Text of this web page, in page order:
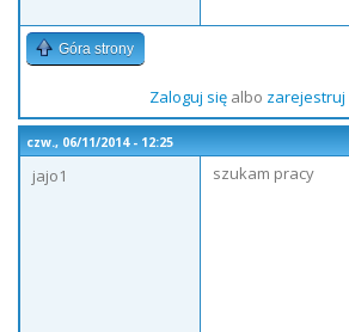
Góra strony
Zaloguj sięalbo zarejestruj
czw., 06/11/2014 - 12:25
jajo1
szukam pracy